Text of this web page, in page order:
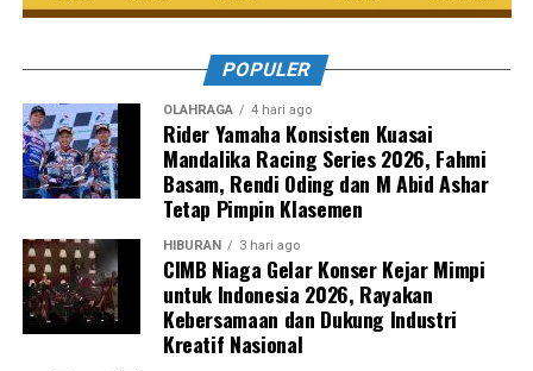
POPULER
OLAHRAGA 4 hari ago
Rider Yamaha Konsisten Kuasai
Mandalika Racing Series 2026, Fahmi
Basam, Rendi Oding dan M Abid Ashar
Tetap Pimpin Klasemen
HIBURAN 3 hari ago
CIMB Niaga Gelar Konser Kejar Mimpi
untuk Indonesia 2026, Rayakan
Kebersamaan dan Dukung Industri
Kreatif Nasional